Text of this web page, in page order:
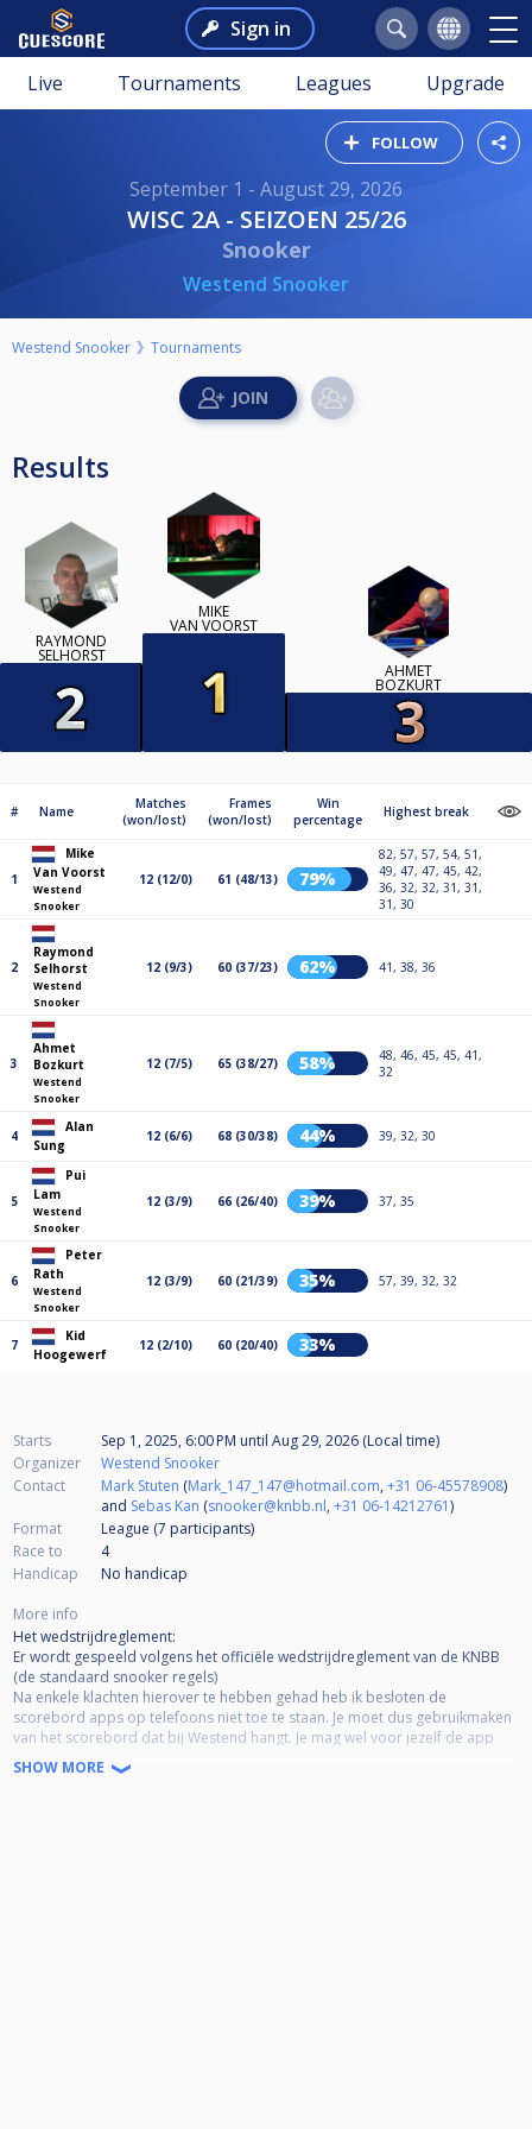
Sign in
Live Tournaments Leagues Upgrade
FOLLOW
September 1 - August 29, 2026
WISC 2A - SEIZOEN 25/26
Snooker
Westend Snooker
Westend Snooker Tournaments
Results
RAYMOND
SELHORST
MIKE
VAN VOORST
AHMET
BOZKURT
# Name
Matches
(won/lost)
Frames
(won/lost)
Win
percentage
Highest break
1
Mike
Van Voorst
Westend
Snooker
12 (12/0) 61 (48/13) 79%
82, 57, 57, 54, 51,
49, 47, 47, 45, 42,
36, 32, 32, 31, 31,
31, 30
2
Raymond
Selhorst
Westend
Snooker
12 (9/3) 60 (37/23) 62% 41, 38, 36
3
Ahmet
Bozkurt
Westend
Snooker
12 (7/5) 65 (38/27) 58%
48, 46, 45, 45, 41,
32
4
Alan
Sung
12 (6/6) 68 (30/38) 44% 39, 32, 30
5
Pui
Lam
Westend
Snooker
12 (3/9) 66 (26/40) 39% 37, 35
6
Peter
Rath
Westend
Snooker
12 (3/9) 60 (21/39) 35% 57, 39, 32, 32
7
Kid
Hoogewerf
12 (2/10) 60 (20/40) 33%
Starts Sep 1, 2025, 6:00 PM until Aug 29, 2026 (Local time)
Organizer
Westend Snooker
Contact
Mark Stuten (Mark_147_147@hotmail.com,+31 06-45578908)
and Sebas Kan (snooker@knbb.nl,+31 06-14212761)
Format
League (7 participants)
Race to
4
Handicap
No handicap
More info
Het wedstrijdreglement:
Er wordt gespeeld volgens het officiële wedstrijdreglement van de KNBB
(de standaard snooker regels)
Na enkele klachten hierover te hebben gehad heb ik besloten de
scorebord apps op telefoons niet toe te staan. Je moet dus gebruikmaken
van het scorebord dat bij Westend hangt. Je mag wel voor jezelf de app
gebruiken maar dit is niet leidend. Het scorebord van Westend is dus
primair.
SHOW MORE